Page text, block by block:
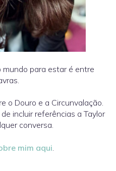
mundo para estar é entre
o Douro e a Circunvalação.
incluir referências a Taylor
conversa.
mim aqui.